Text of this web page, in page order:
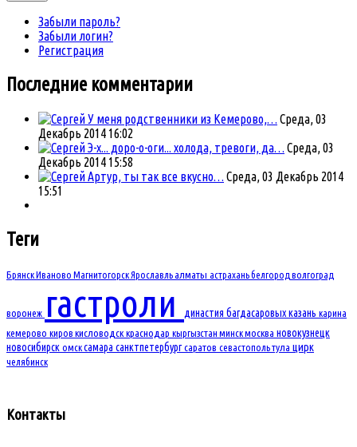
Забыли пароль?
Забыли логин?
Регистрация
Последние комментарии
У меня родственники из Кемерово,… Среда, 03
Декабрь 2014 16:02
Э-х... доро-о-оги... холода, тревоги, да… Среда, 03
Декабрь 2014 15:58
Артур, ты так все вкусно… Среда, 03 Декабрь 2014
15:51
Теги
БрянскИваново МагнитогорскЯрославльалматы астраханьбелгород волгоград
воронеж гастроли династия багдасаровыхказань карина
кемерово киров кисловодск краснодар кыргызстан минскмосква новокузнецк
новосибирск омсксамара санктпетербургсаратов севастопольтула цирк
челябинск
Контакты